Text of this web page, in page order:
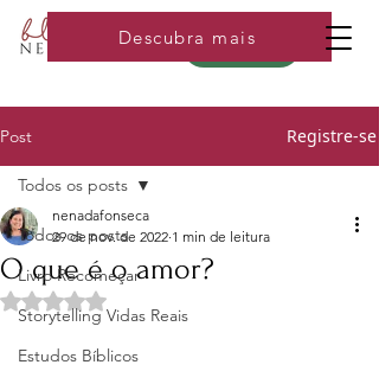
Loja
Descubra mais
Post Registre-se
Todos os posts
Livro Recomeçar
Storytelling Vidas Reais
Estudos Bíblicos
Todos os posts
O que é o amor?
nenadafonseca
29 de nov. de 2022 1 min de leitura
Avaliado com NaN de 5 estrelas.